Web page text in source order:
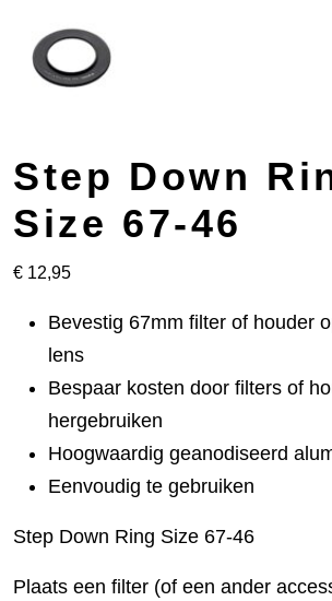
Step Down
Size 67-46
€ 12,95
Bevestig 67mm filter of houder
lens
Bespaar kosten door filters of
hergebruiken
Hoogwaardig geanodiseerd
Eenvoudig te gebruiken
Step Down Ring Size 67-46
Plaats een filter (of een ander